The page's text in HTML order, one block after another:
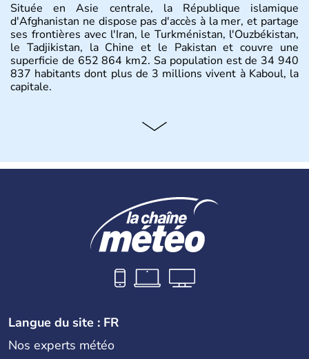
Située en Asie centrale, la République islamique
d'Afghanistan ne dispose pas d'accès à la mer, et partage
ses frontières avec l'Iran, le Turkménistan, l'Ouzbékistan,
le Tadjikistan, la Chine et le Pakistan et couvre une
superficie de 652 864 km2. Sa population est de 34 940
837 habitants dont plus de 3 millions vivent à Kaboul, la
capitale.
Langue du site : FR
Nos experts météo